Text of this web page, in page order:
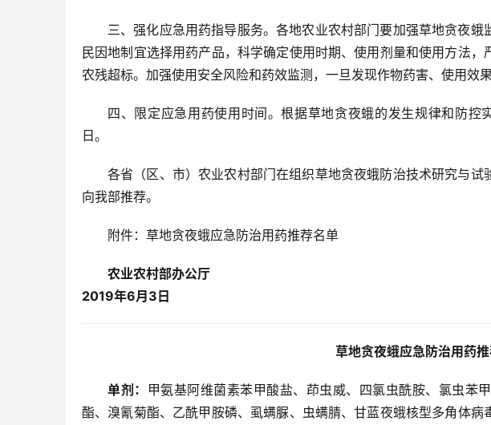
三、强化应急用药指导服务。各地农业农村部门要加强草地贪夜
民因地制宜选择用药产品，科学确定使用时期、使用剂量和使用方法
农残超标。加强使用安全风险和药效监测，一旦发现作物药害、使用效
四、限定应急用药使用时间。根据草地贪夜蛾的发生规律和防
日。
各省（区、市）农业农村部门在组织草地贪夜蛾防治技术研究与
向我部推荐。
附件：草地贪夜蛾应急防治用药推荐名单
农业农村部办公厅
2019年6月3日
草地贪夜蛾应急防治用药
单剂：
甲氨基阿维菌素苯甲酸盐、茚虫威、四氯虫酰胺、氯虫苯
酯、溴氰菊酯、乙酰甲胺磷、虱螨脲、虫螨腈、甘蓝夜蛾核型多角体病